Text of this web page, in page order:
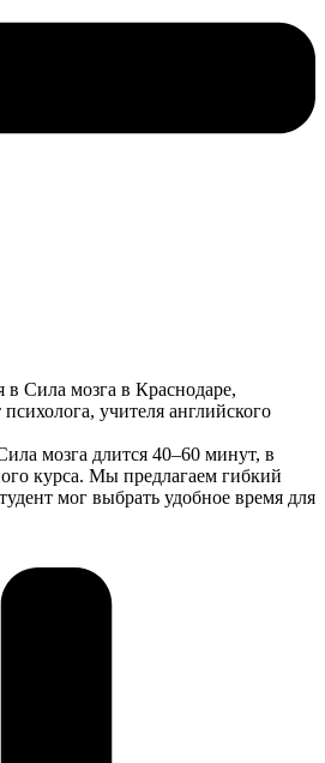
в Сила мозга в Краснодаре,
учителя английского
мозга длится 40–60 минут, в
курса. Мы предлагаем гибкий
мог выбрать удобное время для